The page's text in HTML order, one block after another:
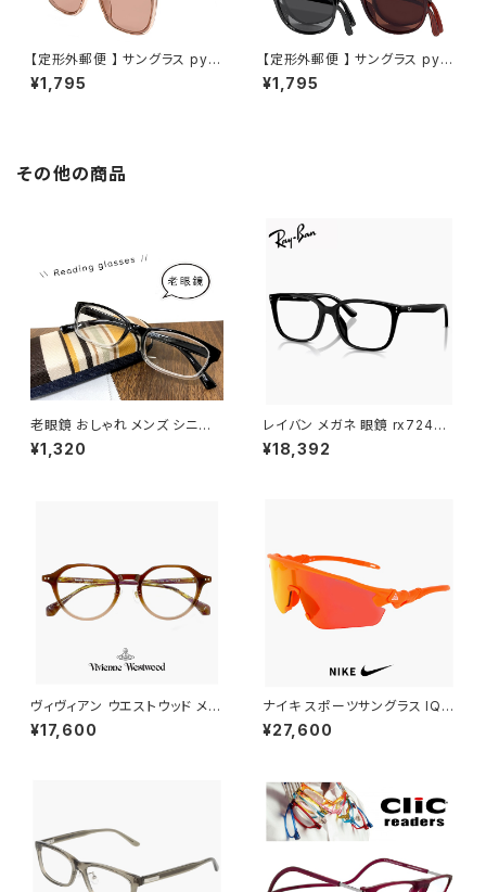
【定形外郵便 】 サングラス py2
835 uvカット ウェリントン 型 フ
ラット ビッグ レンズ メンズ レデ
¥1,795
【定形外郵便 】 サングラス py2
923 折りたたみ コンパクト メン
ズ レディース ユニセックス モデ
¥1,795
その他の商品
老眼鏡 おしゃれ メンズ シニア
グラス 4-470 リーディンググラ
ス スマホ老眼鏡 44470
¥1,320
レイバン メガネ 眼鏡 rx7248d
2000 55mm Ray-Ban 眼鏡
メンズ レディース ユニセックス
¥18,392
ヴィヴィアン ウエストウッド メガ
ネ 40-0008 c02 47mm レデ
ィース Vivienne Westwood
¥17,600
ナイキ スポーツサングラス IQ9
341X 819 NIKE ACG VISTA
PEAK サングラス 大きめ 大きい
ーツ ] メンズ レディース ユニセ
ックス ハーフリム ビッグフレー
ム オレンジ カラー ミラーレンズ
¥27,600